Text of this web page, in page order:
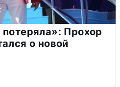
Прохор
о новой